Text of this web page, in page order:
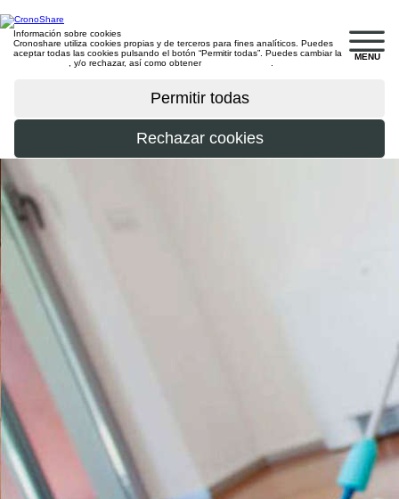
MENU
Información sobre cookies
Cronoshare utiliza cookies propias y de terceros para fines analíticos. Puedes
aceptar todas las cookies pulsando el botón “Permitir todas”. Puedes cambiar la
, y/o rechazar, así como obtener